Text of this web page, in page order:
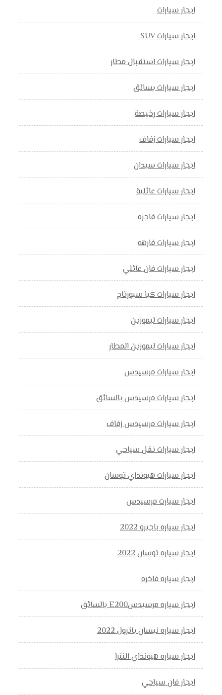
ايجار سيارات
ايجار سيارات SUV
ايجار سيارات استقبال مطار
ايجار سيارات بسائق
ايجار سيارات رخيصة
ايجار سيارات زفاف
ايجار سيارات سيدان
ايجار سيارات عائلية
ايجار سيارات فاجره
ايجار سيارات فارهه
ايجار سيارات فان عائلي
ايجار سيارات كيا سبورتاج
ايجار سيارات ليموزين
ايجار سيارات ليموزين المطار
ايجار سيارات مرسيدس
ايجار سيارات مرسيدس بالسائق
ايجار سيارات مرسيدس زفاف
ايجار سيارات نقل سياحي
ايجار سيارات هيونداي توسان
ايجار سيارت مرسيدس
ايجار سياره باجيرو 2022
ايجار سياره توسان 2022
ايجار سياره فاخره
ايجار سياره مرسيدسE200 بالسائق
ايجار سياره نيسان باترول 2022
ايجار سياره هيونداي النترا
ايجار فان سياحي